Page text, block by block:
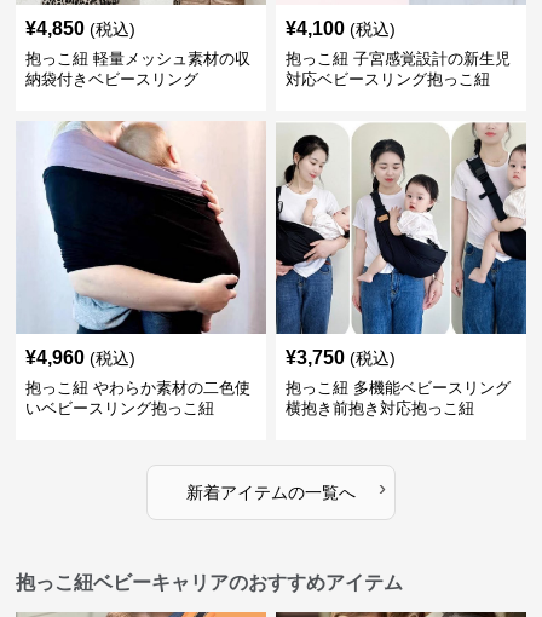
¥4,850 (税込)
抱っこ紐 軽量メッシュ素材の収
納袋付きベビースリング
¥4,100 (税込)
抱っこ紐 子宮感覚設計の新生児
対応ベビースリング抱っこ紐
¥4,960 (税込)
抱っこ紐 やわらか素材の二色使
いベビースリング抱っこ紐
¥3,750 (税込)
抱っこ紐 多機能ベビースリング
横抱き前抱き対応抱っこ紐
新着アイテムの一覧へ ›
抱っこ紐ベビーキャリアのおすすめアイテム